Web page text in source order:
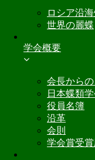
ロシア沿
世界の麗蝶
学会概要
会長から
日本蝶類
役員名簿
沿革
会則
学会賞受